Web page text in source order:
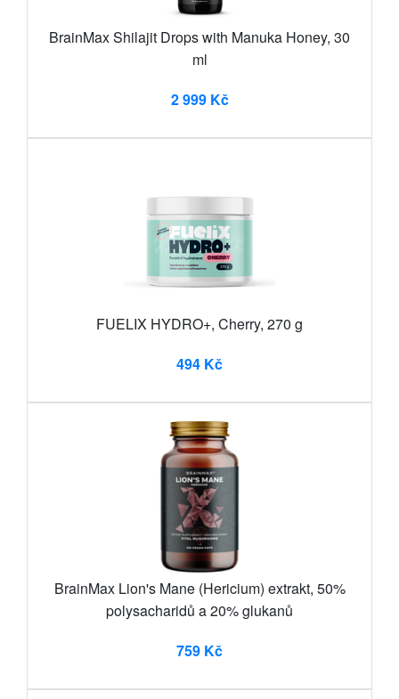
BrainMax Shilajit Drops with Manuka Honey, 30
ml
2 999 Kč
FUELIX HYDRO+, Cherry, 270 g
494 Kč
BrainMax Lion's Mane (Hericium) extrakt, 50%
polysacharidů a 20% glukanů
759 Kč